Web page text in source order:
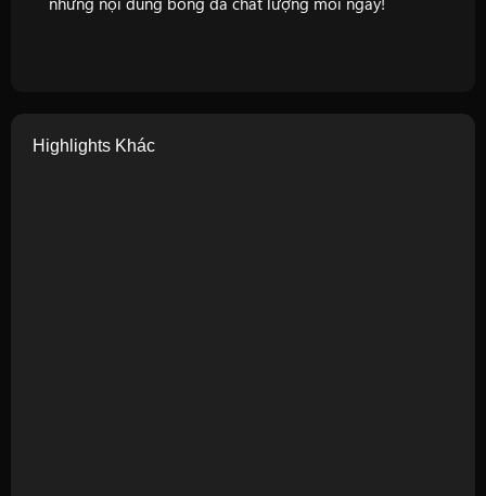
Highlights Khác